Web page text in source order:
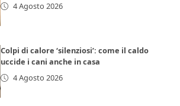
4 Agosto 2026
Colpi di calore ‘silenziosi’: come il caldo
uccide i cani anche in casa
4 Agosto 2026